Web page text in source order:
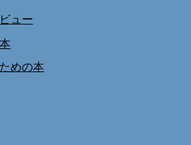
ュー
めの本